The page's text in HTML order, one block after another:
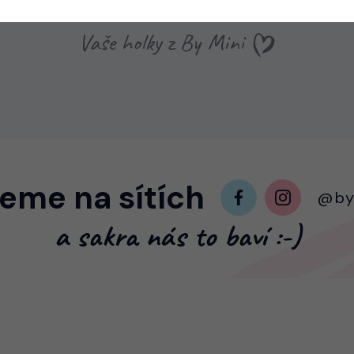
Vaše holky z By Mini
na sítích
a sakra nás to baví :-)